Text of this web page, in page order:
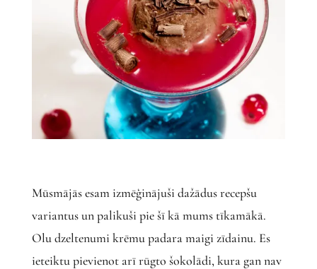
Mūsmājās esam izmēģinājuši dažādus recepšu
variantus un palikuši pie šī kā mums tīkamākā.
Olu dzeltenumi krēmu padara maigi zīdainu. Es
ieteiktu pievienot arī rūgto šokolādi, kura gan nav